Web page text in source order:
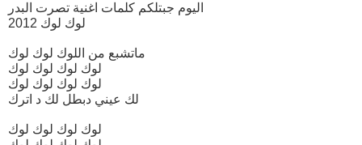
اليوم جبتلكم كلمات اغنية تصرت البدر
لوك لوك 2012
ماتشبع من اللوك لوك لوك
لوك لوك لوك لوك
لوك لوك لوك لوك
لك عيني دبطل لك د اترك
لوك لوك لوك لوك